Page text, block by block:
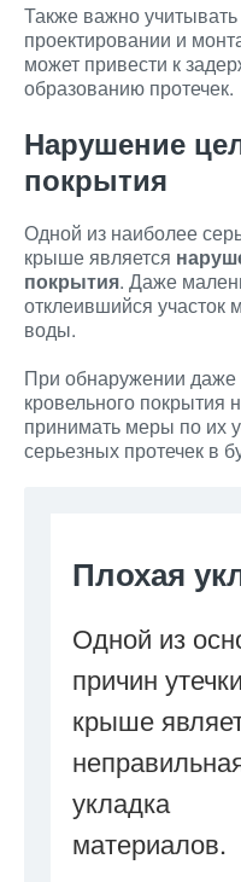
Также важно учитывать
проектировании и
может привести к
образованию протечек.
Нарушение
покрытия
Одной из наиболее
крыше является
покрытия. Даже
отклеившийся участок
воды.
При обнаружении
кровельного покрытия
принимать меры по их
серьезных протечек в
Плохая
Одной из
причин
крыше
укладка
материалов.